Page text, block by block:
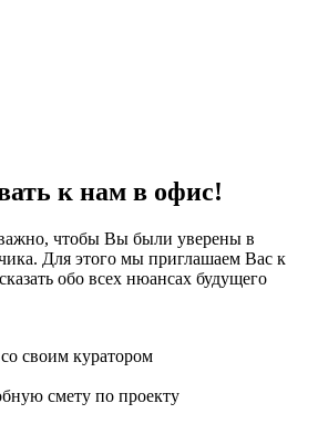
к нам в офис!
чтобы Вы были уверены в
Для этого мы приглашаем Вас к
обо всех нюансах будущего
со своим куратором
смету по проекту